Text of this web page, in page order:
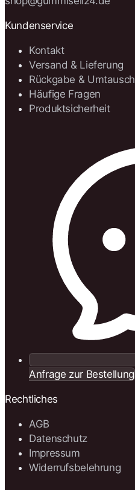
Kundenservice
Kontakt
Versand & Lieferung
Rückgabe & Umtausch
Häufige Fragen
Produktsicherheit
Anfrage zur Bestellung
Rechtliches
AGB
Datenschutz
Impressum
Widerrufsbelehrung